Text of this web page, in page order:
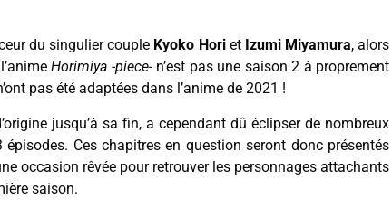
du singulier couple Kyoko Horiet Izumi Miyamura, alors
Horimiya -piece-n’est pas une saison 2 à proprement
pas été adaptées dans l’anime de 2021 !
jusqu’à sa fin, a cependant dû éclipser de nombreux
Ces chapitres en question seront donc présentés
occasion rêvée pour retrouver les personnages attachants
saison.